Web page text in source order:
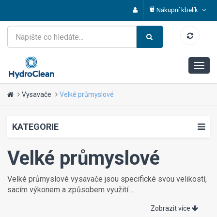
Nákupní kbelík
Vysavače Velké průmyslové
KATEGORIE
Velké průmyslové
Velké průmyslové vysavače jsou specifické svou velikostí,
sacím výkonem a způsobem využití.
dlouhodobý provoz a vysávání těžkého prachu v každém
Zobrazit více